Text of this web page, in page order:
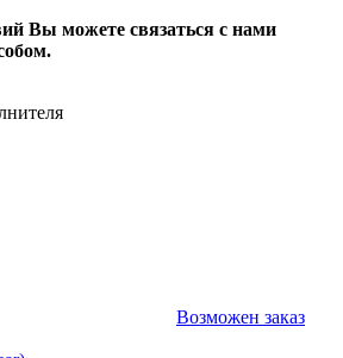
Вы можете связаться с нами
Возможен заказ